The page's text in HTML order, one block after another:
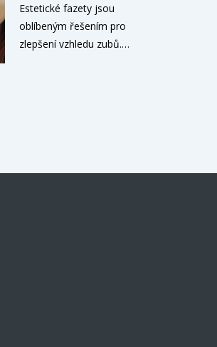
to pravé řešení pro váš
úsměv.
Estetické fazety jsou
oblíbeným řešením pro
zlepšení vzhledu zubů.